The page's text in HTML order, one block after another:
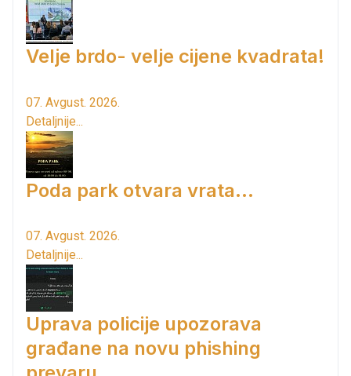
Velje brdo- velje cijene kvadrata!
07. Avgust. 2026.
Detaljnije...
Poda park otvara vrata...
07. Avgust. 2026.
Detaljnije...
Uprava policije upozorava
građane na novu phishing